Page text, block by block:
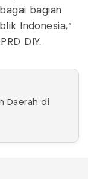
bagian
Indonesia,"
DIY.
Daerah di